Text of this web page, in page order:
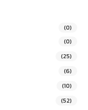
(0)
(0)
(25)
(6)
(10)
(52)